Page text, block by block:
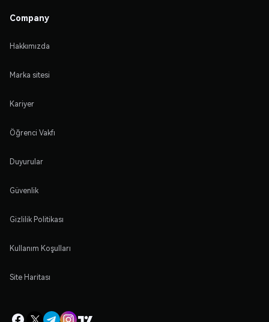
Company
Hakkımızda
Marka sitesi
Kariyer
Öğrenci Vakfı
Duyurular
Güvenlik
Gizlilik Politikası
Kullanım Koşulları
Site Haritası